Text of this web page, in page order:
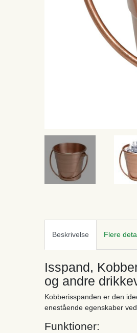
Beskrivelse Flere
Isspand,
og andre
Kobberisspanden er den
enestående egenskaber
Funktioner: